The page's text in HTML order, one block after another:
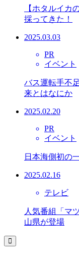
【ホタルイカ
採ってきた！
2025.03.03
PR
イベント
バス運転手不
来とはなにか
2025.02.20
PR
イベント
日本海側初の
2025.02.16
テレビ
人気番組「マ
山県が登場